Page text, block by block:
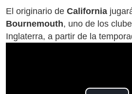
El originario de California
Bournemouth​, uno de los
Inglaterra, a partir de la